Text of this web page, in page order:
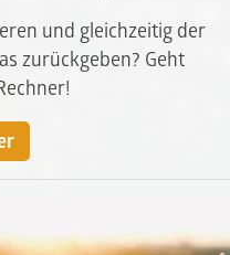
und gleichzeitig der
zurückgeben? Geht